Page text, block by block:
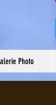
Photo